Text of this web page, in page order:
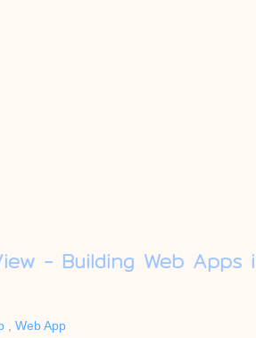
- Building Web Apps
, Web App